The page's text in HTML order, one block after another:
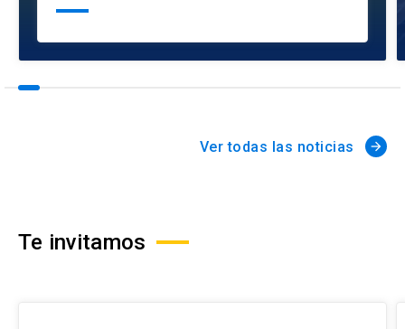
Ver todas las noticias arrow_forward
Te invitamos